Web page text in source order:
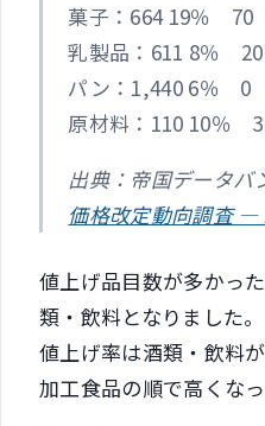
菓子：664 19％ 70
乳製品：611 8％
パン：1,440 6％ 0
原材料：110 10％
出典：帝国データバ
価格改定動向調査 ―
値上げ品目数が多かっ
類・飲料となりました。
値上げ率は酒類・飲料
加工食品の順で高くなっ